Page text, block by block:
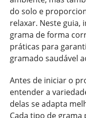
do solo e
relaxar. Neste guia,
grama de forma
práticas para
gramado saudável
Antes de iniciar o
entender a
delas se adapta
Cada tipo de grama